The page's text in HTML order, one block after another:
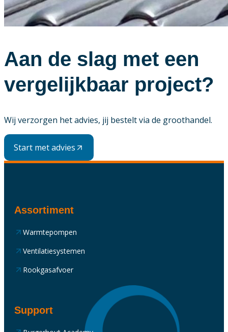
Aan de slag met een
vergelijkbaar project?
Wij verzorgen het advies, jij bestelt via de groothandel.
Start met advies
Assortiment
Warmtepompen
Ventilatiesystemen
Rookgasafvoer
Support